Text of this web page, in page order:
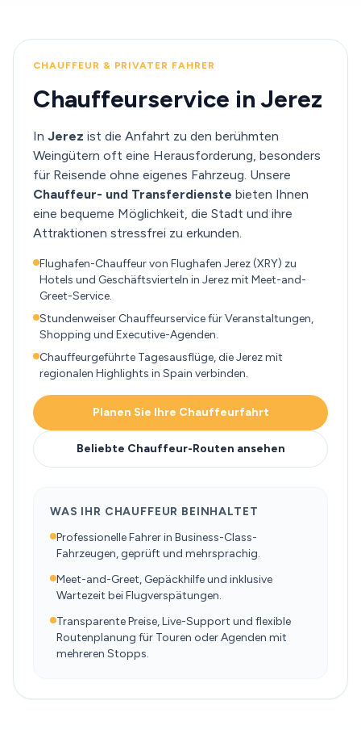
CHAUFFEUR & PRIVATER FAHRER
Chauffeurservice in Jerez
In Jerez ist die Anfahrt zu den berühmten
Weingütern oft eine Herausforderung, besonders
für Reisende ohne eigenes Fahrzeug. Unsere
Chauffeur- und Transferdienste bieten Ihnen
eine bequeme Möglichkeit, die Stadt und ihre
Attraktionen stressfrei zu erkunden.
Flughafen-Chauffeur von Flughafen Jerez (XRY) zu
Hotels und Geschäftsvierteln in Jerez mit Meet-and-
Greet-Service.
Stundenweiser Chauffeurservice für Veranstaltungen,
Shopping und Executive-Agenden.
Chauffeurgeführte Tagesausflüge, die Jerez mit
regionalen Highlights in Spain verbinden.
Planen Sie Ihre Chauffeurfahrt
Beliebte Chauffeur-Routen ansehen
WAS IHR CHAUFFEUR BEINHALTET
Professionelle Fahrer in Business-Class-
Fahrzeugen, geprüft und mehrsprachig.
Meet-and-Greet, Gepäckhilfe und inklusive
Wartezeit bei Flugverspätungen.
Transparente Preise, Live-Support und flexible
Routenplanung für Touren oder Agenden mit
mehreren Stopps.